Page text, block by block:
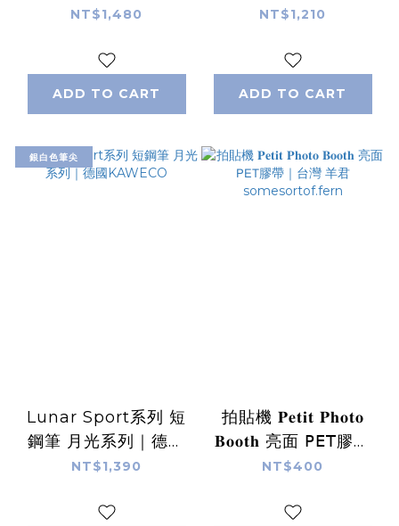
COLLECTION系列鋼
KAWECO
NT$1,480
ADD TO CART
KAWECO
NT$1,210
ADD TO CART
銀白色筆尖
Lunar Sport系列 短
鋼筆 月光系列｜德國
KAWECO
NT$1,390
拍貼機 𝐏𝐞𝐭𝐢𝐭 𝐏𝐡𝐨𝐭𝐨
𝐁𝐨𝐨𝐭𝐡 亮面 𝖯𝖤𝖳膠帶
｜台灣 羊君
NT$400